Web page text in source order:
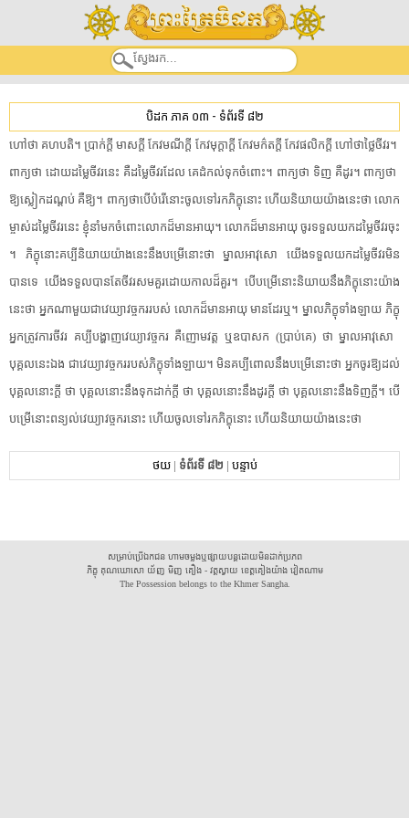
បិដក ភាគ ០៣ - ទំព័រទី ៨២
ហៅថា​ ​គហបតិ​។​ ​ប្រាក់​ក្ដី​ ​មាស​ក្ដី​ ​កែវមណី​ក្ដី​ ​កែវ​មុក្ដា​ក្ដី​ ​កែ​វម​ក៌​ត​ក្ដី​ ​កែវផលិក​ក្ដី​ ​ហៅថា​ថ្លៃ​ចីវរ​។​ ​
ពាក្យ​ថា​ ​ដោយ​ដម្លៃ​ចីវរ​នេះ​ ​គឺ​ដម្លៃ​ចីវរ​ដែល​ ​គេ​ដំ​កល់​ទុក​ចំពោះ​។​ ​ពាក្យ​ថា​ ​ទិញ​ ​គឺ​ដូរ​។​ ​ពាក្យ​ថា​ ​
ឱ្យ​ស្លៀកដណ្ដប់​ ​គឺ​ឱ្យ​។​ ​ពាក្យ​ថាបើ​បំរើ​នោះ​ចូល​ទៅ​រក​ភិក្ខុ​នោះ​ ​ហើយ​និយាយ​យ៉ាងនេះ​ថា​ ​លោក​
ម្ចាស់​ដម្លៃ​ចីវរ​នេះ​ ​ខ្ញុំ​នាំមក​ចំពោះ​លោក​ដ៏​មាន​អាយុ​។​ ​លោក​ដ៏​មាន​អាយុ​ ​ចូរ​ទទួល​យក​ដម្លៃ​ចីវរ​ចុះ​
។​ ​ភិក្ខុ​នោះ​គប្បី​និយាយ​យ៉ាងនេះ​នឹង​បម្រើ​នោះ​ថា​ ​ម្នាល​អាវុសោ​ ​យើង​ទទួល​យក​ដម្លៃ​ចីវរ​មិន
បានទេ​ ​យើង​ទទួល​បានតែ​ចីវរ​សមគួរ​ដោយ​កាល​ដ៏​គួរ​។​ ​បើ​បម្រើ​នោះ​និយាយ​នឹង​ភិក្ខុ​នោះ​យ៉ាង
នេះ​ថា​ ​អ្នកណាមួយ​ជា​វេយ្យាវច្ចករ​របស់​ ​លោក​ដ៏​មាន​អាយុ​ ​មាន​ដែរ​ឬ​។​ ​ម្នាល​ភិក្ខុ​ទាំងឡាយ​ ​ភិក្ខុ​
អ្នក​ត្រូវការ​ចីវរ​ ​គប្បី​បង្ហាញ​វេយ្យាវច្ចករ​ ​គឺ​ញោម​វត្ដ​ ​ឬ​ឧបាសក​ ​(​ប្រាប់​គេ​)​ ​ថា​ ​ម្នាល​អាវុសោ​ ​
បុគ្គល​នេះឯង​ ​ជា​វេយ្យាវច្ចករ​របស់​ភិក្ខុ​ទាំងឡាយ​។​ ​មិន​គប្បី​ពោល​នឹង​បម្រើ​នោះ​ថា​ ​អ្នក​ចូរ​ឱ្យ​ដល់​
បុគ្គល​នោះ​ក្ដី​ ​ថា​ ​បុគ្គល​នោះ​នឹង​ទុកដាក់​ក្ដី​ ​ថា​ ​បុគ្គល​នោះ​នឹង​ដូរ​ក្ដី​ ​ថា​ ​បុគ្គល​នោះ​នឹង​ទិញ​ក្ដី​។​ ​បើ​
បម្រើ​នោះ​ពន្យល់​វេយ្យាវច្ចករ​នោះ​ ​ហើយ​ចូល​ទៅ​រក​ភិក្ខុ​នោះ​ ​ហើយ​និយាយ​យ៉ាងនេះ​ថា​ ​
ថយ| ទំព័រទី ៨២ | បន្ទាប់
សម្រាប់ប្រើឯកជន ហាមចម្លងឬផ្សាយបន្តដោយមិនដាក់ប្រភព
ភិក្ខុ គុណឃោសោ យ័ញ មិញ គឿង - វត្តស្វាយ ខេត្តគៀងយ៉ាង វៀតណាម
The Possession belongs to the Khmer Sangha.